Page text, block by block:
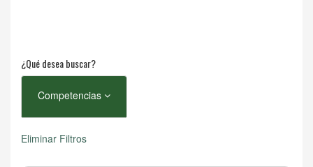
¿Qué desea buscar?
Competencias
Eliminar Filtros